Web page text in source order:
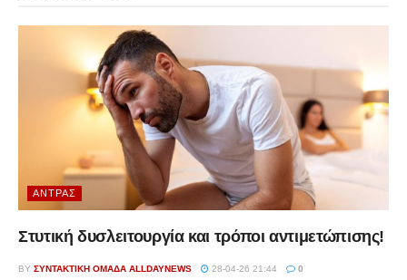
ΆΝΤΡΑΣ
Στυτική δυσλειτουργία και τρόποι αντιμετώπισης!
BY ΣΥΝΤΑΚΤΙΚΉ ΟΜΆΔΑ ALLDAYNEWS 28-04-26 21:44 0